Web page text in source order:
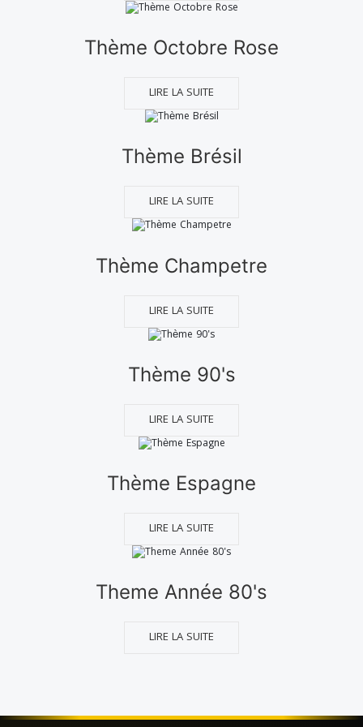
Thème Octobre Rose
LIRE LA SUITE
Thème Brésil
LIRE LA SUITE
Thème Champetre
LIRE LA SUITE
Thème 90's
LIRE LA SUITE
Thème Espagne
LIRE LA SUITE
Theme Année 80's
LIRE LA SUITE